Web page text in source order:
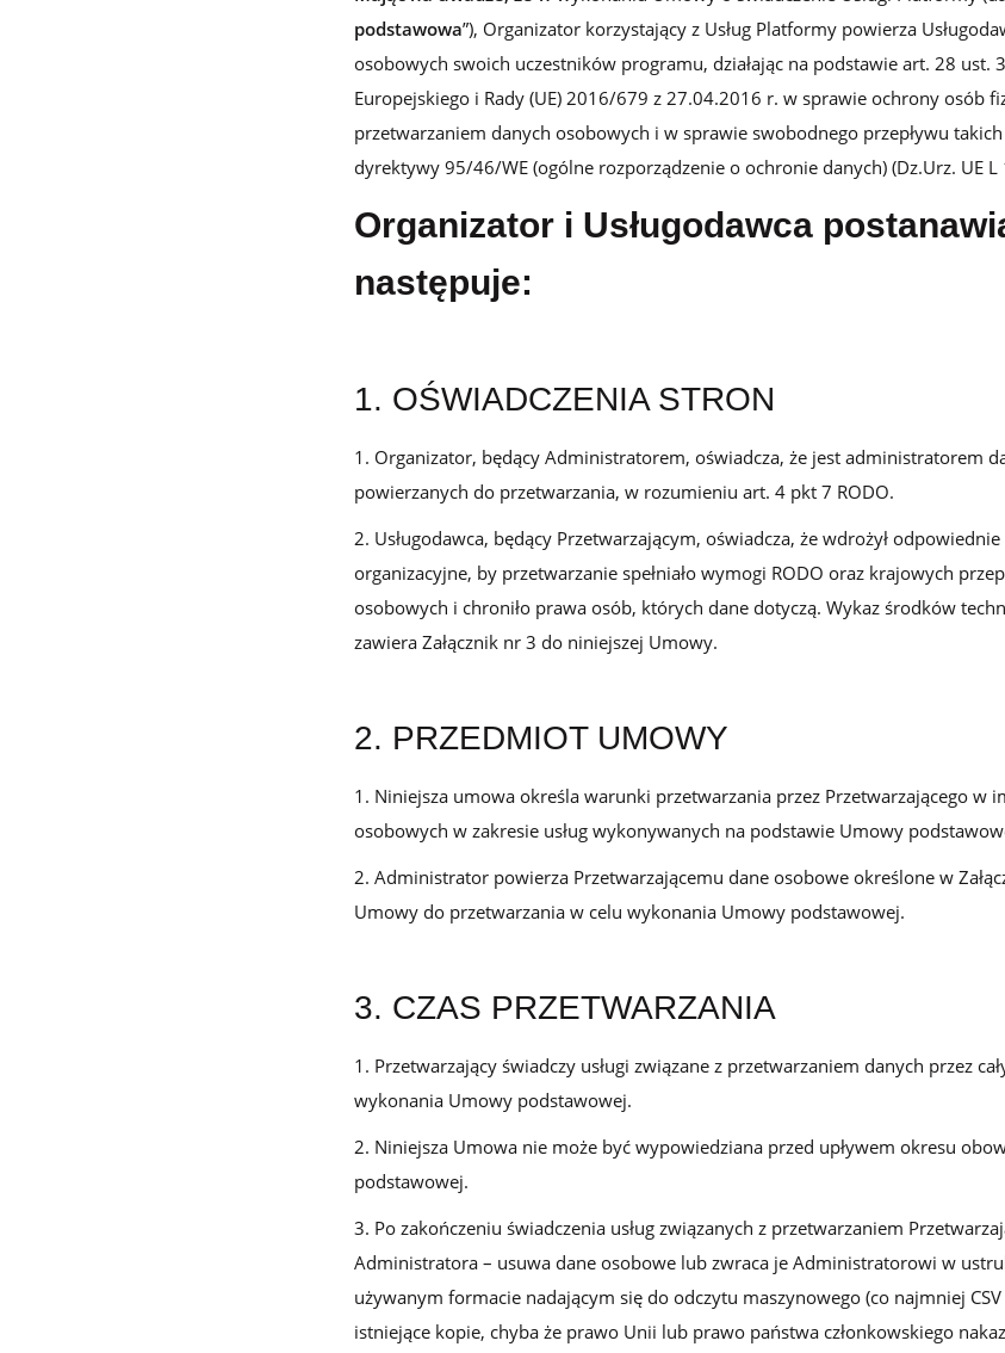
Mobilny program lojalnościowy pod własną marką – dla
pojedynczych sklepów oraz małych i dużych sieci
Dla firm handlowych B2B
Program lojalnościowy lub wsparcia sprzedaży dla
producentów, hurtowni, dystrybutorów i sklepów
Zainspiruj się case studies z prawdziwych wdrożeń naszych
Dowiedz się, co o platformie Loyalty Starter myślą jej
użytkownicy
Programy lojalnościowe krok po kroku Baza wiedzy
lojalnościowego w Loyalty Starter
podstawowa”), Organizator korzystający z Usług Platformy powierza
osobowych swoich uczestników programu, działając na podstawie art. 28 ust.
Europejskiego i Rady (UE) 2016/679 z 27.04.2016 r. w sprawie ochrony osób
przetwarzaniem danych osobowych i w sprawie swobodnego przepływu
dyrektywy 95/46/WE (ogólne rozporządzenie o ochronie danych) (Dz.Urz. UE L
Organizator i Usługodawca
następuje:
1. OŚWIADCZENIA STRON
Organizator, będący Administratorem, oświadcza, że jest administratorem
powierzanych do przetwarzania, w rozumieniu art. 4 pkt 7 RODO.
Usługodawca, będący Przetwarzającym, oświadcza, że wdrożył
organizacyjne, by przetwarzanie spełniało wymogi RODO oraz krajowych
osobowych i chroniło prawa osób, których dane dotyczą. Wykaz środków
zawiera Załącznik nr 3 do niniejszej Umowy.
2. PRZEDMIOT UMOWY
Niniejsza umowa określa warunki przetwarzania przez Przetwarzającego w
osobowych w zakresie usług wykonywanych na podstawie Umowy
Administrator powierza Przetwarzającemu dane osobowe określone w
Umowy do przetwarzania w celu wykonania Umowy podstawowej.
3. CZAS PRZETWARZANIA
Przetwarzający świadczy usługi związane z przetwarzaniem danych przez
wykonania Umowy podstawowej.
Niniejsza Umowa nie może być wypowiedziana przed upływem okresu
podstawowej.
Po zakończeniu świadczenia usług związanych z przetwarzaniem
Administratora – usuwa dane osobowe lub zwraca je Administratorowi w
używanym formacie nadającym się do odczytu maszynowego (co najmniej CSV
istniejące kopie, chyba że prawo Unii lub prawo państwa członkowskiego